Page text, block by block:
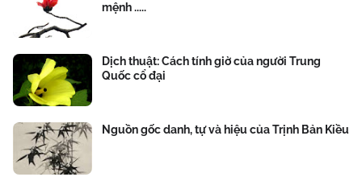
mệnh .....
Dịch thuật: Cách tính giờ của người Trung
Quốc cổ đại
Nguồn gốc danh, tự và hiệu của Trịnh Bản Kiều